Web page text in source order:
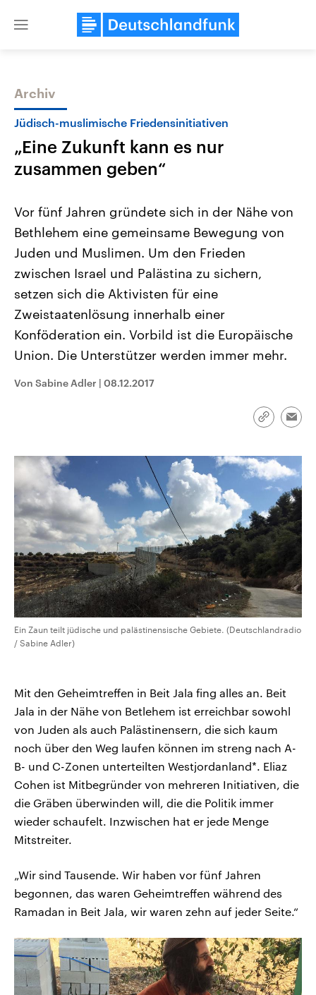
Close
Themen
Landtagswahl Sachsen-Anhalt
2026
Alle Informationen
Sachsen-Anhalt wählt am 6.
September 2026 einen neuen
Landtag. Seit 2021 wird das
Bundesland von einer Koalition aus
CDU, SPD und FDP regiert.-
Umfragen, Prognosen,
und Hintergründe zu den Parteien
Wahl.
USA
Aktuelle Beiträge,
Hintergründe
Wirtschaftlich und
gehören die Vereinigten
den mächtigsten Ländern
mit großem Einfluss auf
Sendungen Programm Podcasts
Archiv
Jüdisch-muslimische Friedensinitiativen
„Eine Zukunft kann es nur
zusammen geben“
Vor fünf Jahren gründete sich in der Nähe von
Bethlehem eine gemeinsame Bewegung von
Juden und Muslimen. Um den Frieden
zwischen Israel und Palästina zu sichern,
setzen sich die Aktivisten für eine
Zweistaatenlösung innerhalb einer
Konföderation ein. Vorbild ist die Europäische
Union. Die Unterstützer werden immer mehr.
Von Sabine Adler | 08.12.2017
Link
Ein Zaun teilt jüdische und palästinensische Gebiete. (Deutschlandradio
/ Sabine Adler)
Mit den Geheimtreffen in Beit Jala fing alles an. Beit
Jala in der Nähe von Betlehem ist erreichbar sowohl
von Juden als auch Palästinensern, die sich kaum
noch über den Weg laufen können im streng nach A-
B- und C-Zonen unterteilten Westjordanland*. Eliaz
Cohen ist Mitbegründer von mehreren Initiativen, die
die Gräben überwinden will, die die Politik immer
wieder schaufelt. Inzwischen hat er jede Menge
Mitstreiter.
„Wir sind Tausende. Wir haben vor fünf Jahren
begonnen, das waren Geheimtreffen während des
Ramadan in Beit Jala, wir waren zehn auf jeder Seite.“